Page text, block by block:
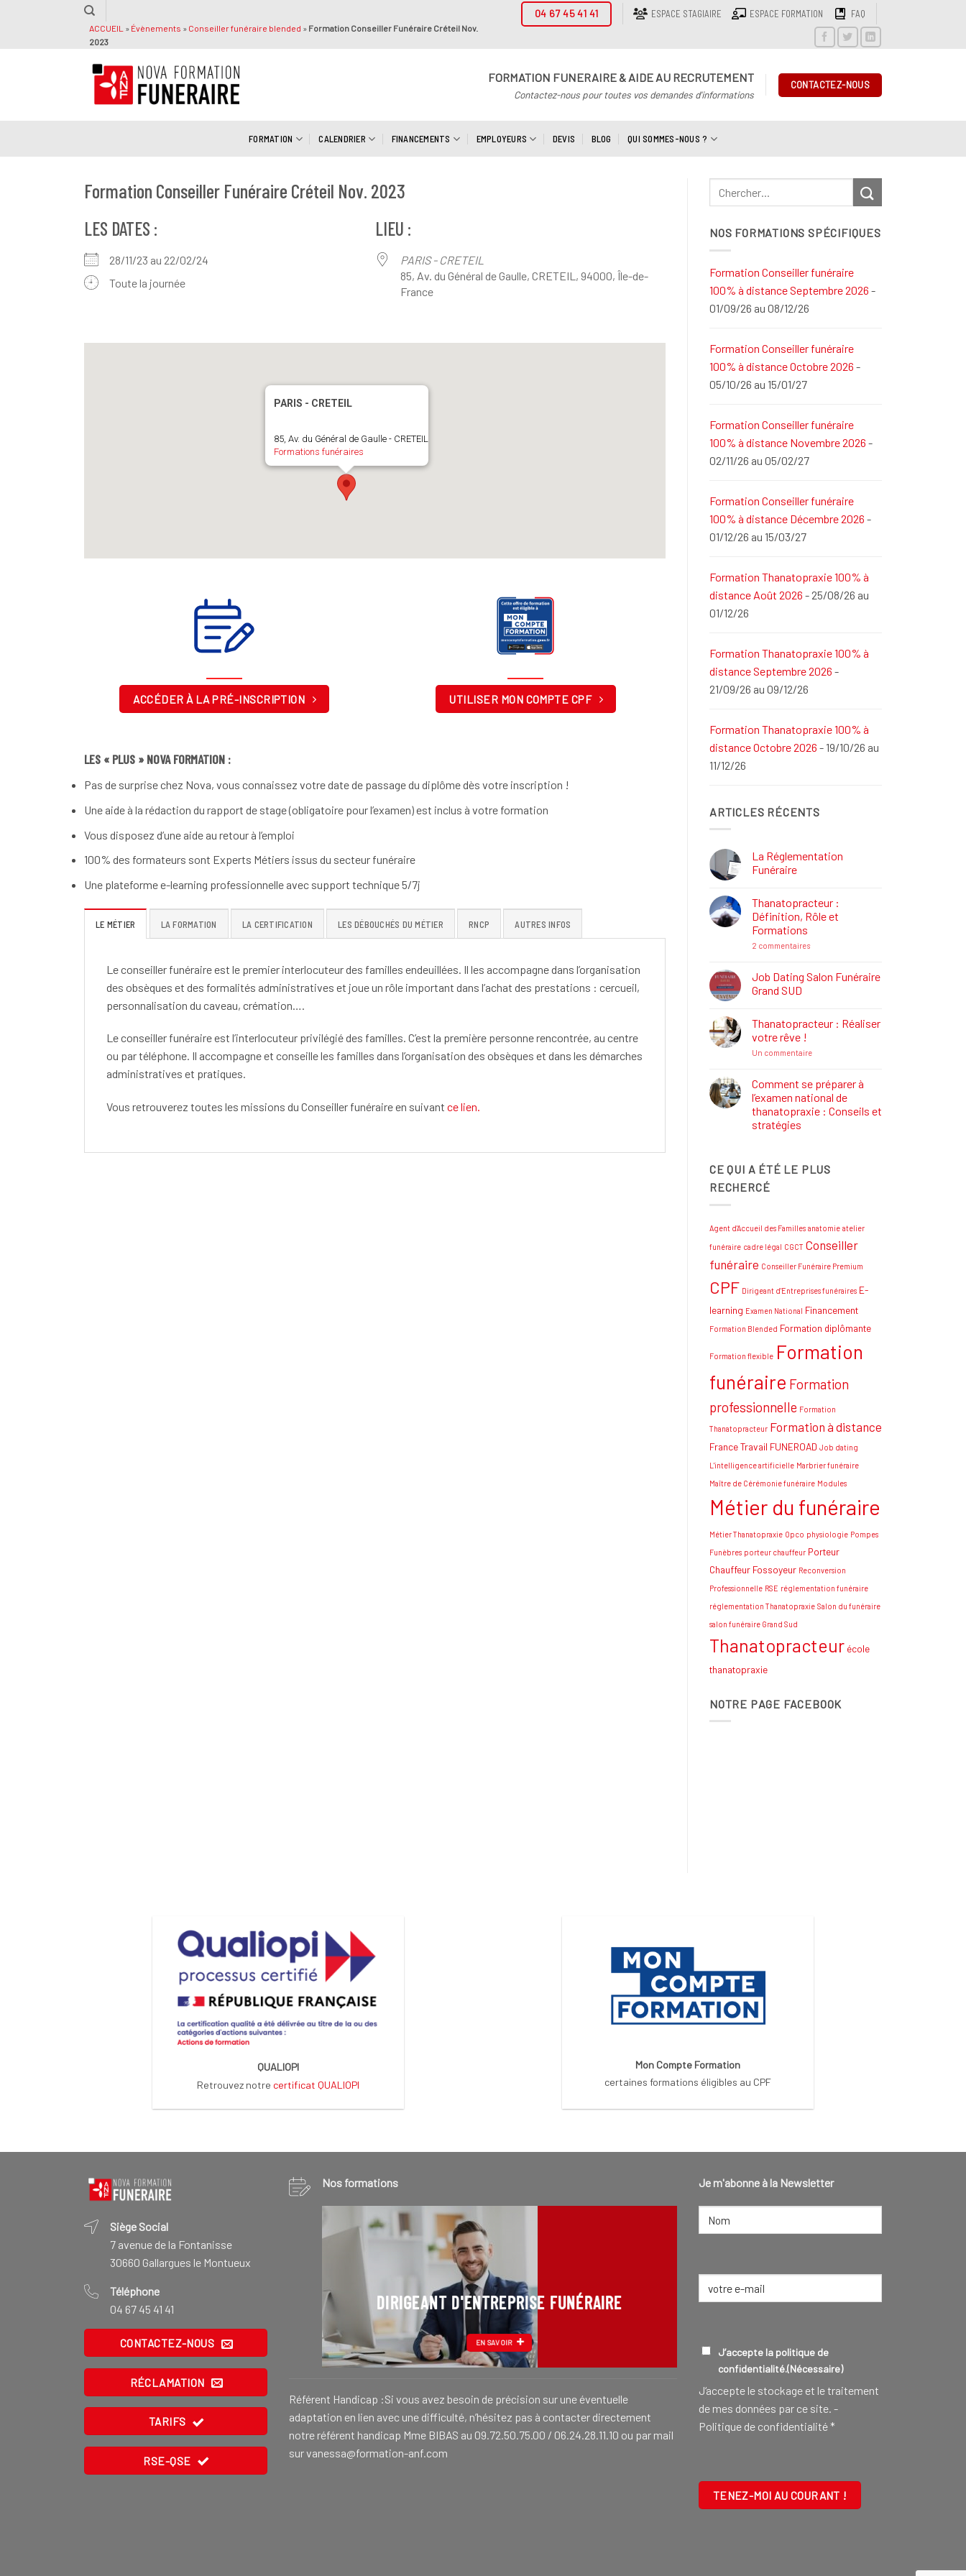
ACCUEIL » Évènements » Conseiller funéraire blended » Formation Conseiller Funéraire Créteil Nov.
2023
04 67 45 41 41 ESPACE STAGIAIRE ESPACE FORMATION FAQ
FORMATION FUNERAIRE & AIDE AU RECRUTEMENT
Contactez-nous pour toutes vos demandes d'informations
CONTACTEZ-NOUS
FORMATION CALENDRIER FINANCEMENTS EMPLOYEURS DEVIS BLOG QUI SOMMES-NOUS ?
Formation Conseiller Funéraire Créteil Nov. 2023
LES DATES :
28/11/23 au 22/02/24
Toute la journée
LIEU :
PARIS - CRETEIL
85, Av. du Général de Gaulle, CRETEIL, 94000, Île-de-
France
PARIS - CRETEIL
85, Av. du Général de Gaulle - CRETEIL
Formations funéraires
ACCÉDER À LA PRÉ-INSCRIPTION UTILISER MON COMPTE CPF
LES « PLUS » NOVA FORMATION :
Pas de surprise chez Nova, vous connaissez votre date de passage du diplôme dès votre inscription !
Une aide à la rédaction du rapport de stage (obligatoire pour l’examen) est inclus à votre formation
Vous disposez d’une aide au retour à l’emploi
100% des formateurs sont Experts Métiers issus du secteur funéraire
Une plateforme e-learning professionnelle avec support technique 5/7j
LE MÉTIER LA FORMATION LA CERTIFICATION LES DÉBOUCHÉS DU MÉTIER RNCP AUTRES INFOS
Le conseiller funéraire est le premier interlocuteur des familles endeuillées. Il les accompagne dans l’organisation
des obsèques et des formalités administratives et joue un rôle important dans l’achat des prestations : cercueil,
personnalisation du caveau, crémation….
Le conseiller funéraire est l’interlocuteur privilégié des familles. C’est la première personne rencontrée, au centre
ou par téléphone. Il accompagne et conseille les familles dans l’organisation des obsèques et dans les démarches
administratives et pratiques.
Vous retrouverez toutes les missions du Conseiller funéraire en suivant ce lien.
NOS FORMATIONS SPÉCIFIQUES
Formation Conseiller funéraire
100% à distance Septembre 2026 -
01/09/26 au 08/12/26
Formation Conseiller funéraire
100% à distance Octobre 2026 -
05/10/26 au 15/01/27
Formation Conseiller funéraire
100% à distance Novembre 2026 -
02/11/26 au 05/02/27
Formation Conseiller funéraire
100% à distance Décembre 2026 -
01/12/26 au 15/03/27
Formation Thanatopraxie 100% à
distance Août 2026 - 25/08/26 au
01/12/26
Formation Thanatopraxie 100% à
distance Septembre 2026 -
21/09/26 au 09/12/26
Formation Thanatopraxie 100% à
distance Octobre 2026 - 19/10/26 au
11/12/26
ARTICLES RÉCENTS
La Réglementation
Funéraire
sur
La
Réglementation
Funéraire
Thanatopracteur :
Définition, Rôle et
Formations
2 commentairessur
Définition,
Rôle
Job Dating Salon Funéraire
Grand SUD
sur
Dating
Salon
SUD
Thanatopracteur : Réaliser
votre rêve !
Un commentairesur
Réaliser
votre
rêve
!
Comment se préparer à
l’examen national de
thanatopraxie : Conseils et
stratégies
Comment
se
préparer
thanatopraxie
Conseils
stratégies
CE QUI A ÉTÉ LE PLUS
RECHERCÉ
Agent d'Accueil des Familles anatomie atelier
funéraire cadre légal CGCT Conseiller
funéraire Conseiller Funéraire Premium
CPF Dirigeant d'Entreprises funéraires E-
learning Examen National Financement
Formation Blended Formation diplômante
Formation flexible Formation
funéraire Formation
professionnelle Formation
Thanatopracteur Formation à distance
France Travail FUNEROAD Job dating
L'intelligence artificielle Marbrier funéraire
Maître de Cérémonie funéraire Modules
Métier du funéraire
Métier Thanatopraxie Opco physiologie Pompes
Funèbres porteur chauffeur Porteur
Chauffeur Fossoyeur Reconversion
Professionnelle RSE réglementation funéraire
réglementation Thanatopraxie Salon du funéraire
salon funéraire Grand Sud
Thanatopracteur école
thanatopraxie
NOTRE PAGE FACEBOOK
QUALIOPI
Retrouvez notre certificat QUALIOPI
Mon Compte Formation
certaines formations éligibles au CPF
Siège Social
7 avenue de la Fontanisse
30660 Gallargues le Montueux
Téléphone
04 67 45 41 41
CONTACTEZ-NOUS
RÉCLAMATION
TARIFS
RSE-QSE
Nos formations
DIRIGEANT D'ENTREPRISE FUNÉRAIRE
EN SAVOIR
CONSEILLER FUNÉRAIRE
Référent Handicap :Si vous avez besoin de précision sur une éventuelle
adaptation en lien avec une difficulté, n’hésitez pas à contacter directement
notre référent handicap Mme BIBAS au 09.72.50.75.00 / 06.24.28.11.10 ou par mail
sur vanessa@formation-anf.com
Je m'abonne à la Newsletter
NOM
RGPD(NÉCESSAIRE)
J’accepte la politique de
confidentialité.(Nécessaire)
J‘accepte le stockage et le traitement
de mes données par ce site. -
Politique de confidentialité*